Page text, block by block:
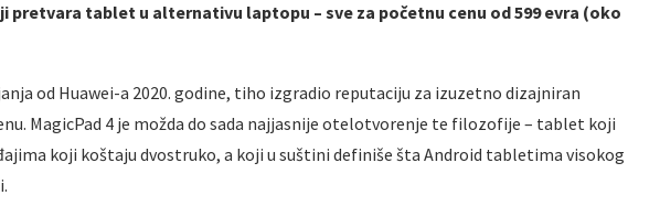
pretvara tablet u alternativu laptopu – sve za početnu cenu od 599 evra (oko
od Huawei-a 2020. godine, tiho izgradio reputaciju za izuzetno dizajniran
MagicPad 4 je možda do sada najjasnije otelotvorenje te filozofije – tablet koji
koji koštaju dvostruko, a koji u suštini definiše šta Android tabletima visokog